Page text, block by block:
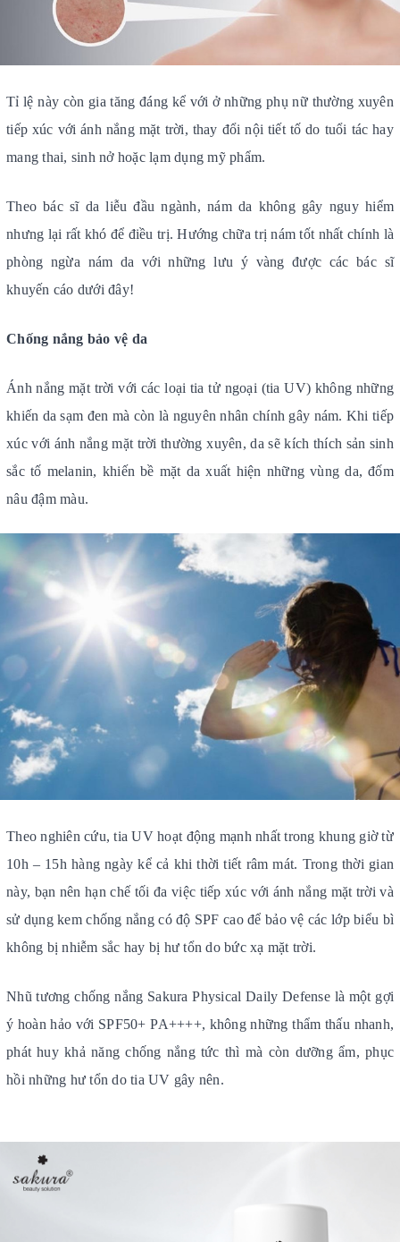
Tỉ lệ này còn gia tăng đáng kể với ở những phụ nữ thường xuyên
tiếp xúc với ánh nắng mặt trời, thay đổi nội tiết tố do tuổi tác hay
mang thai, sinh nở hoặc lạm dụng mỹ phẩm.
Theo bác sĩ da liễu đầu ngành, nám da không gây nguy hiểm
nhưng lại rất khó để điều trị. Hướng chữa trị nám tốt nhất chính là
phòng ngừa nám da với những lưu ý vàng được các bác sĩ
khuyến cáo dưới đây!
Chống nắng bảo vệ da
Ánh nắng mặt trời với các loại tia tử ngoại (tia UV) không những
khiến da sạm đen mà còn là nguyên nhân chính gây nám. Khi tiếp
xúc với ánh nắng mặt trời thường xuyên, da sẽ kích thích sản sinh
sắc tố melanin, khiến bề mặt da xuất hiện những vùng da, đốm
nâu đậm màu.
Theo nghiên cứu, tia UV hoạt động mạnh nhất trong khung giờ từ
10h – 15h hàng ngày kể cả khi thời tiết râm mát. Trong thời gian
này, bạn nên hạn chế tối đa việc tiếp xúc với ánh nắng mặt trời và
sử dụng kem chống nắng có độ SPF cao để bảo vệ các lớp biểu bì
không bị nhiễm sắc hay bị hư tổn do bức xạ mặt trời.
Nhũ tương chống nắng Sakura Physical Daily Defense là một gợi
ý hoàn hảo với SPF50+ PA++++, không những thẩm thấu nhanh,
phát huy khả năng chống nắng tức thì mà còn dưỡng ẩm, phục
hồi những hư tổn do tia UV gây nên.